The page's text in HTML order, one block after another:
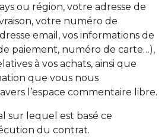
ou région, votre adresse de
votre numéro de
email, vos informations de
paiement, numéro de carte…),
à vos achats, ainsi que
que vous nous
l’espace commentaire libre.
sur lequel est basé ce
du contrat.